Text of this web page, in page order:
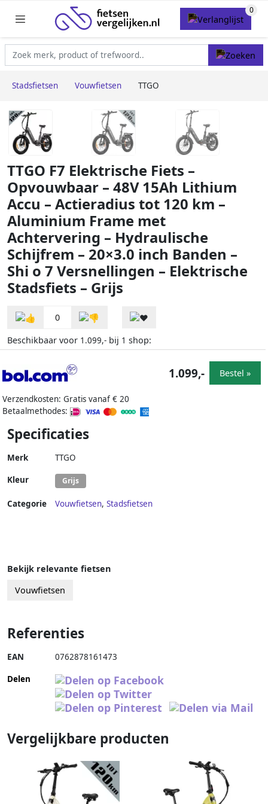
Stadsfietsen Vouwfietsen TTGO
TTGO F7 Elektrische Fiets –
Opvouwbaar – 48V 15Ah Lithium
Accu – Actieradius tot 120 km –
Aluminium Frame met
Achtervering – Hydraulische
Schijfrem – 20×3.0 inch Banden –
Shi o 7 Versnellingen – Elektrische
Stadsfiets – Grijs
0
Beschikbaar voor 1.099,- bij 1 shop:
Verzendkosten: Gratis vanaf € 20
Betaalmethodes:
1.099,- Bestel »
Specificaties
Merk TTGO
Kleur Grijs
Categorie Vouwfietsen, Stadsfietsen
Bekijk relevante fietsen
Vouwfietsen
Referenties
EAN 0762878161473
Delen
Vergelijkbare producten